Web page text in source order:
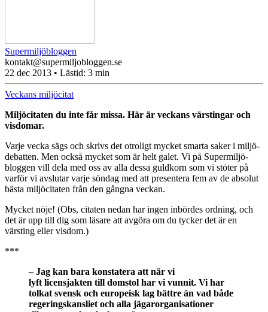
Supermiljöbloggen
kontakt@supermiljobloggen.se
22 dec 2013 • Lästid: 3 min
Veckans miljöcitat
Mil­jö­ci­ta­ten du inte får missa. Här är veckans värsting­ar och
visdomar.
Varje vecka sägs och skrivs det otroligt mycket smarta saker i mil­jö­
de­bat­ten. Men också mycket som är helt galet. Vi på Su­permil­jö­
blog­gen vill dela med oss av alla dessa guldkorn som vi stöter på
varför vi avslutar varje söndag med att pre­sen­te­ra fem av de absolut
bästa mil­jö­ci­ta­ten från den gångna veckan.
Mycket nöje! (Obs, citaten nedan har ingen inbördes ordning, och
det är upp till dig som läsare att avgöra om du tycker det är en
värsting eller visdom.)
***
– Jag kan bara konstatera att när vi
lyft licensjakten till domstol har vi vunnit. Vi har
tolkat svensk och europeisk lag bättre än vad både
regeringskansliet och alla jägarorganisationer